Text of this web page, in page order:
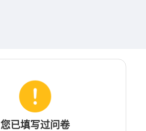
您已填写过问卷